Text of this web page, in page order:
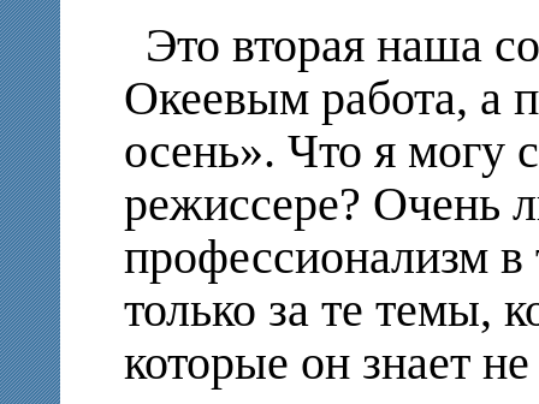
Это вторая наша
Океевым работа, а
осень». Что я могу
режиссере? Очень
профессионализм в
только за те темы,
которые он знает